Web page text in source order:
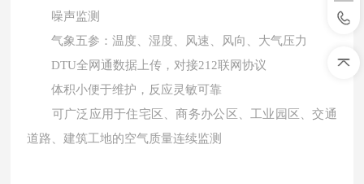
噪声监测
气象五参：温度、湿度、风速、风向、大气压力
DTU全网通数据上传，对接212联网协议
体积小便于维护，反应灵敏可靠
可广泛应用于住宅区、商务办公区、工业园区、交通
道路、建筑工地的空气质量连续监测